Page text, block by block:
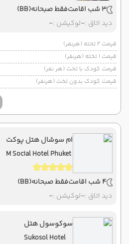
3 شب اقامت فقط صبحانه(BB)
دید اتاق :-لوکیشن :-
قیمت 2 تخته (هرنفر)
قیمت 1 تخته (هرنفر)
قیمت کودک با تخت (هر نفر)
قیمت کودک بدون تخت (هرنفر)
ام سوشال هتل پوکت
M Social Hotel Phuket
4 شب اقامت فقط صبحانه(BB)
دید اتاق :-لوکیشن :-
سوکوسول هتل
Sukosol Hotel